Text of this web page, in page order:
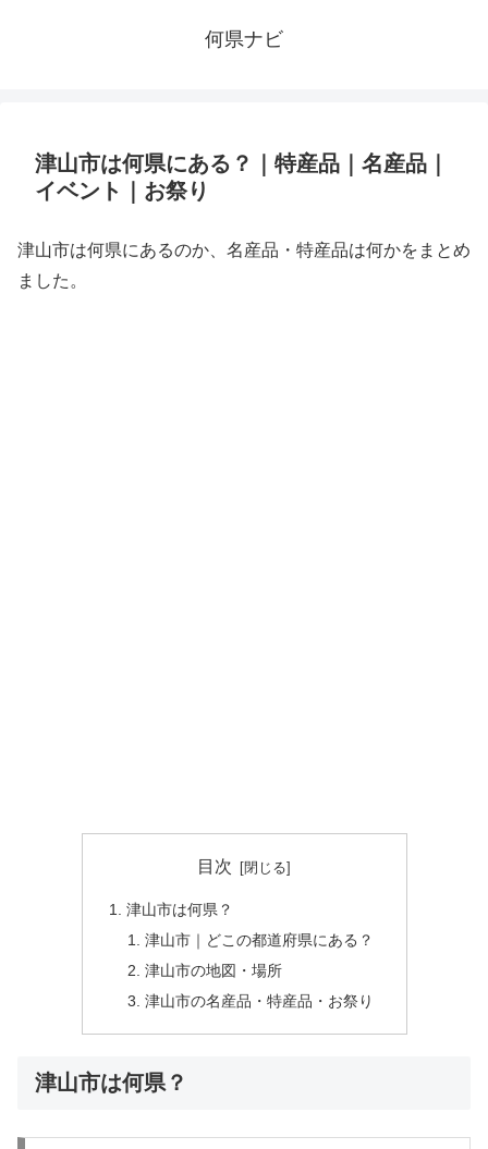
何県ナビ
津山市は何県にある？｜特産品｜名産品｜
イベント｜お祭り
津山市は何県にあるのか、名産品・特産品は何かをまとめ
ました。
目次
津山市は何県？
津山市｜どこの都道府県にある？
津山市の地図・場所
津山市の名産品・特産品・お祭り
津山市は何県？